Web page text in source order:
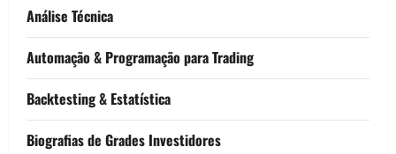
Análise Técnica
Automação & Programação para Trading
Backtesting & Estatística
Biografias de Grades Investidores